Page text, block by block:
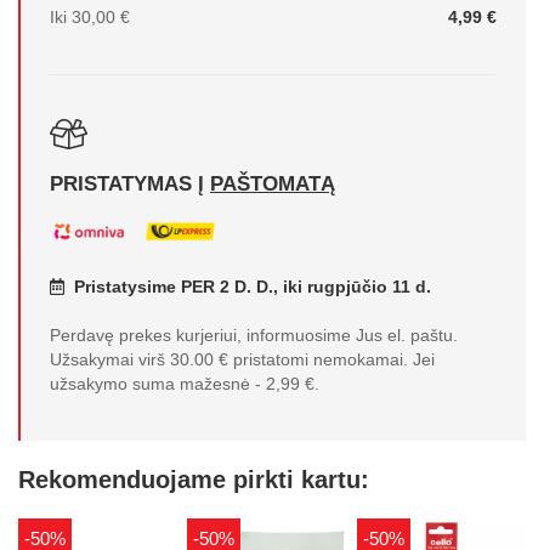
Iki 30,00 € 4,99 €
PRISTATYMAS Į PAŠTOMATĄ
Pristatysime PER 2 D. D., iki rugpjūčio 11 d.
Perdavę prekes kurjeriui, informuosime Jus el. paštu.
Užsakymai virš 30.00 € pristatomi nemokamai. Jei
užsakymo suma mažesnė - 2,99 €.
Rekomenduojame pirkti kartu:
-50% -50% -50%